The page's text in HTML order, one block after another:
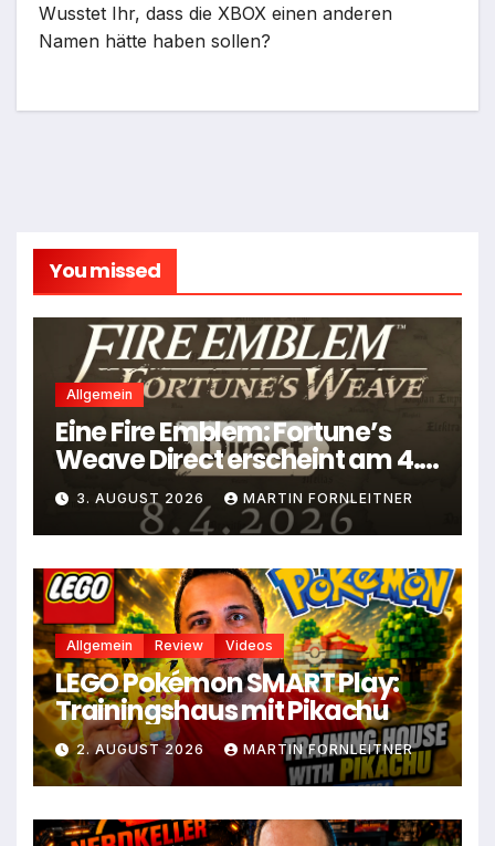
Wusstet Ihr, dass die XBOX einen anderen
Namen hätte haben sollen?
You missed
Allgemein
Eine Fire Emblem: Fortune’s
Weave Direct erscheint am 4.
August
3. AUGUST 2026 MARTIN FORNLEITNER
Allgemein Review Videos
LEGO Pokémon SMART Play:
Trainingshaus mit Pikachu
2. AUGUST 2026 MARTIN FORNLEITNER